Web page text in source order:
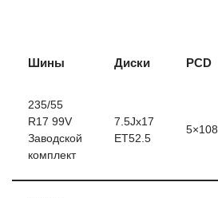
Шины Диски PCD
235/55
R17 99V
Заводской
комплект
7.5Jx17
ET52.5
5×108